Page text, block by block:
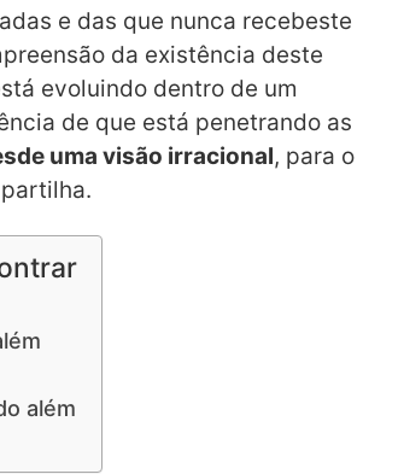
e das que nunca recebeste
da existência deste
evoluindo dentro de um
de que está penetrando as
uma visão irracional, para o
além